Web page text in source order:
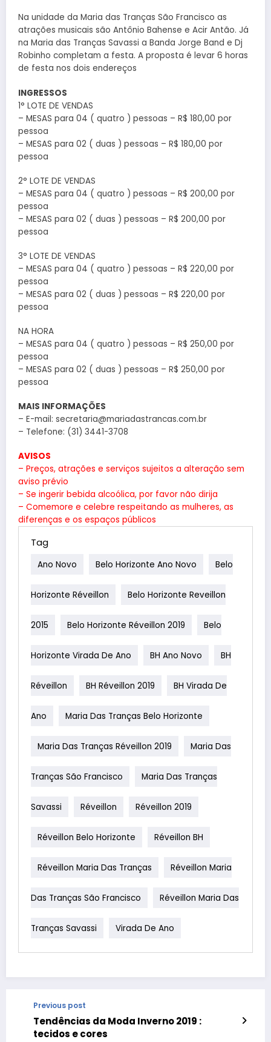
Na unidade da Maria das Tranças São Francisco as
atrações musicais são Antônio Bahense e Acir Antão. Já
na Maria das Tranças Savassi a Banda Jorge Band e Dj
Robinho completam a festa. A proposta é levar 6 horas
de festa nos dois endereços
INGRESSOS
1° LOTE DE VENDAS
– MESAS para 04 ( quatro ) pessoas – R$ 180,00 por
pessoa
– MESAS para 02 ( duas ) pessoas – R$ 180,00 por
pessoa
2° LOTE DE VENDAS
– MESAS para 04 ( quatro ) pessoas – R$ 200,00 por
pessoa
– MESAS para 02 ( duas ) pessoas – R$ 200,00 por
pessoa
3° LOTE DE VENDAS
– MESAS para 04 ( quatro ) pessoas – R$ 220,00 por
pessoa
– MESAS para 02 ( duas ) pessoas – R$ 220,00 por
pessoa
NA HORA
– MESAS para 04 ( quatro ) pessoas – R$ 250,00 por
pessoa
– MESAS para 02 ( duas ) pessoas – R$ 250,00 por
pessoa
MAIS INFORMAÇÕES
– E-mail: secretaria@mariadastrancas.com.br
– Telefone: (31) 3441-3708
AVISOS
– Preços, atrações e serviços sujeitos a alteração sem
aviso prévio
– Se ingerir bebida alcoólica, por favor não dirija
– Comemore e celebre respeitando as mulheres, as
diferenças e os espaços públicos
Tag
Ano Novo Belo Horizonte Ano Novo Belo
Horizonte Réveillon Belo Horizonte Reveillon
2015 Belo Horizonte Réveillon 2019 Belo
Horizonte Virada De Ano BH Ano Novo BH
Réveillon BH Réveillon 2019 BH Virada De
Ano Maria Das Tranças Belo Horizonte
Maria Das Tranças Réveillon 2019 Maria Das
Tranças São Francisco Maria Das Tranças
Savassi Réveillon Réveillon 2019
Réveillon Belo Horizonte Réveillon BH
Réveillon Maria Das Tranças Réveillon Maria
Das Tranças São Francisco Réveillon Maria Das
Tranças Savassi Virada De Ano
Previous post
Tendências da Moda Inverno 2019 :
tecidos e cores